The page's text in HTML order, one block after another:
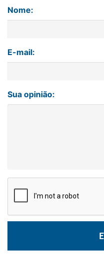
Nome:
E-mail:
Sua opinião: